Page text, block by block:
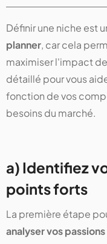
Définir une niche est
planner, car cela
maximiser l'impact
détaillé pour vous
fonction de vos
besoins du marché.
a) Identifiez
points forts
La première étape
analyser vos